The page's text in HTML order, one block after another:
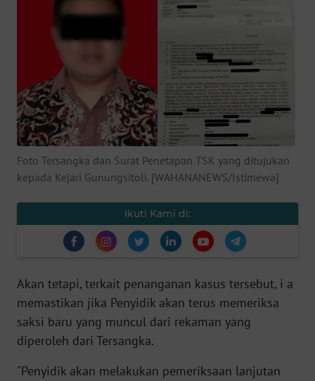
Foto Tersangka dan Surat Penetapan TSK yang ditujukan
kepada Kejari Gunungsitoli. [WAHANANEWS/Istimewa]
Ikuti Kami di:
Akan tetapi, terkait penanganan kasus tersebut, i a
memastikan jika Penyidik akan terus memeriksa
saksi baru yang muncul dari rekaman yang
diperoleh dari Tersangka.
"Penyidik akan melakukan pemeriksaan lanjutan
SAINS-TEKNO
KESEHATAN
INTERNASIONAL
SERBA-SERBI
PENDIDIKAN
OLAHRAGA
EDITORIAL
Informasi
INDEKS
BERITA